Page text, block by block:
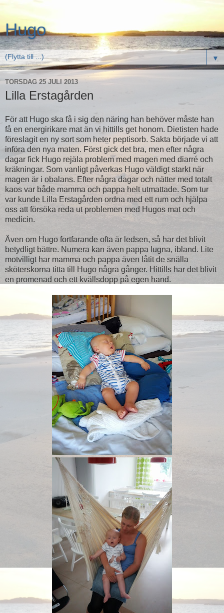
Hugo
▼
TORSDAG 25 JULI 2013
Lilla Erstagården
För att Hugo ska få i sig den näring han behöver måste han
få en energirikare mat än vi hittills get honom. Dietisten hade
föreslagit en ny sort som heter peptisorb. Sakta började vi att
införa den nya maten. Först gick det bra, men efter några
dagar fick Hugo rejäla problem med magen med diarré och
kräkningar. Som vanligt påverkas Hugo väldigt starkt när
magen är i obalans. Efter några dagar och nätter med totalt
kaos var både mamma och pappa helt utmattade. Som tur
var kunde Lilla Erstagården ordna med ett rum och hjälpa
oss att försöka reda ut problemen med Hugos mat och
medicin.
Även om Hugo fortfarande ofta är ledsen, så har det blivit
betydligt bättre. Numera kan även pappa lugna, ibland. Lite
motvilligt har mamma och pappa även låtit de snälla
sköterskorna titta till Hugo några gånger. Hittills har det blivit
en promenad och ett kvällsdopp på egen hand.